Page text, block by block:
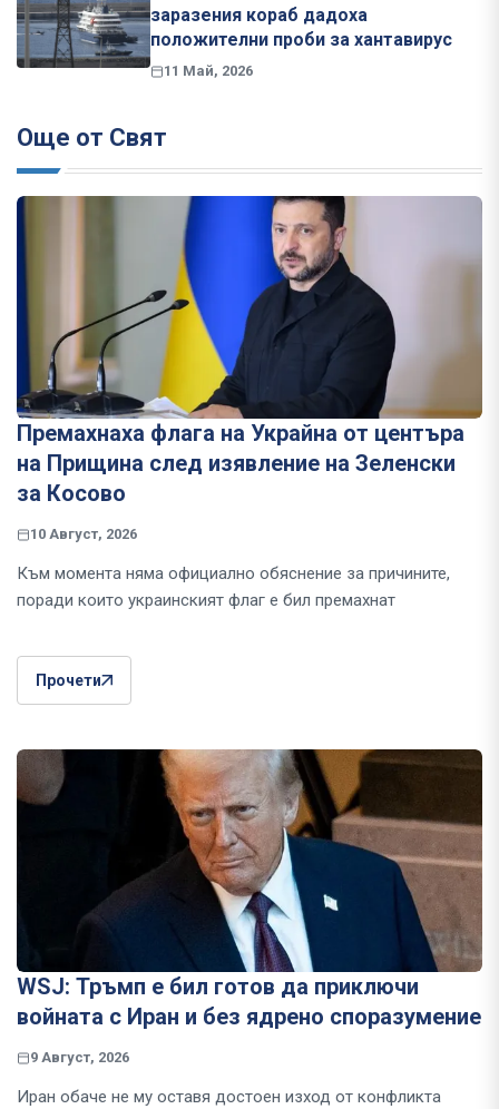
заразения кораб дадоха
положителни проби за хантавирус
11 Май, 2026
Още от Свят
Премахнаха флага на Украйна от центъра
на Прищина след изявление на Зеленски
за Косово
10 Август, 2026
Към момента няма официално обяснение за причините,
поради които украинският флаг е бил премахнат
Прочети
WSJ: Тръмп е бил готов да приключи
войната с Иран и без ядрено споразумение
9 Август, 2026
Иран обаче не му оставя достоен изход от конфликта